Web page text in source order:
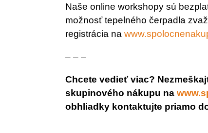
Naše online workshopy sú
možnosť tepelného čerpadla
registrácia na
– – –
Chcete vedieť viac?
skupinového nákupu na
obhliadky kontaktujte priamo